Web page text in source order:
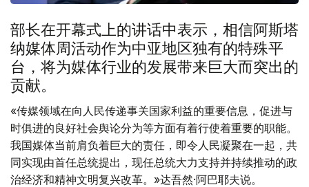
部长在开幕式上的讲话中表示，相信阿斯塔
纳媒体周活动作为中亚地区独有的特殊平
台，将为媒体行业的发展带来巨大而突出的
贡献。
«传媒领域在向人民传递事关国家利益的重要信息，促进与
时俱进的良好社会舆论分为等方面有着行使着重要的职能。
我国媒体当前肩负着巨大的责任，即令人民凝聚在一起，共
同实现由首任总统提出，现任总统大力支持并持续推动的政
治经济和精神文明复兴改革。»达吾然·阿巴耶夫说。